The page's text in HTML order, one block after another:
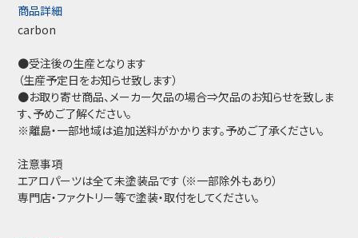
商品詳細
carbon
●受注後の生産となります
（生産予定日をお知らせ致します）
●お取り寄せ商品、メーカー欠品の場合⇒欠品のお知らせを致しま
す、予めご了解ください。
※離島・一部地域は追加送料がかかります。予めご了承ください。
注意事項
エアロパーツは全て未塗装品です（※一部除外もあり）
専門店・ファクトリー等で塗装・取付をしてください。